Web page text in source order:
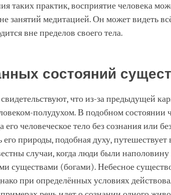
таких практик, восприятие человека
занятий медитацией. Он может видеть
вне пределов своего тела.
состояний
что из-за предыдущей
полудухом. В подобном состоянии
его человеческое тело без сознания или
его природы, подобная духу, путешествует
случаи, когда люди были
существами (богами). Небесное
при определённых условиях